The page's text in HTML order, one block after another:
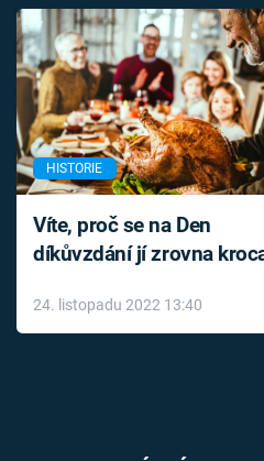
HISTORIE
Víte, proč se na Den
díkůvzdání jí zrovna
24. listopadu 2022 13:40